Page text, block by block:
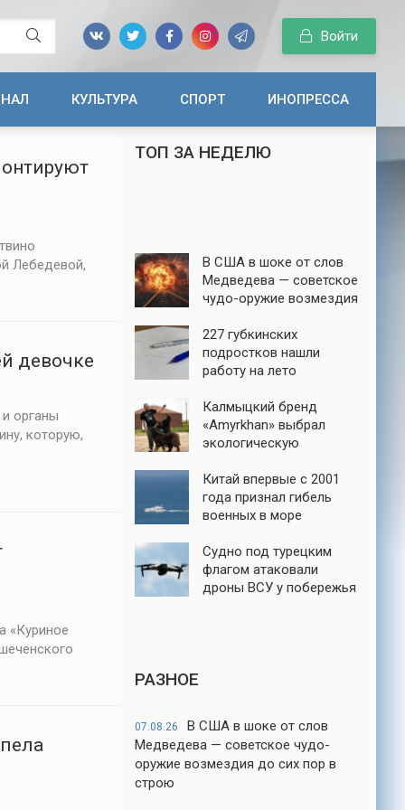
Войти
КУЛЬТУРА СПОРТ ИНОПРЕССА
Лебедевой,
девочке
органы
которую,
«Куриное
ТОП ЗА НЕДЕЛЮ
В США в шоке от слов
Медведева — советское
чудо-оружие возмездия
227 губкинских
подростков нашли
работу на лето
Калмыцкий бренд
«Amyrkhan» выбрал
экологическую
Китай впервые с 2001
года признал гибель
военных в море
Судно под турецким
флагом атаковали
дроны ВСУ у побережья
РАЗНОЕ
07.08.26
В США в шоке от слов
Медведева — советское чудо-
оружие возмездия до сих пор в
строю